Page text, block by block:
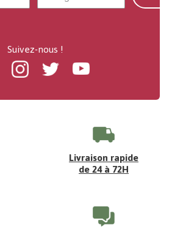
Suivez-nous !
InstagramTwitter Youtube
Livraison rapide
de 24 à 72H